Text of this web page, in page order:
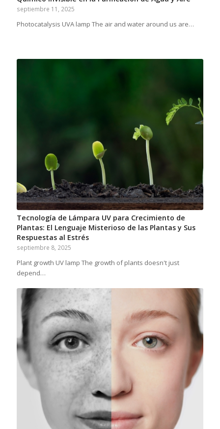
septiembre 11, 2025
Photocatalysis UVA lamp The air and water around us are…
Tecnología de Lámpara UV para Crecimiento de
Plantas: El Lenguaje Misterioso de las Plantas y Sus
Respuestas al Estrés
septiembre 8, 2025
Plant growth UV lamp The growth of plants doesn't just
depend…